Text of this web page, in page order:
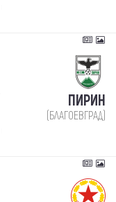
ПИРИН
(БЛАГОЕВГРАД)